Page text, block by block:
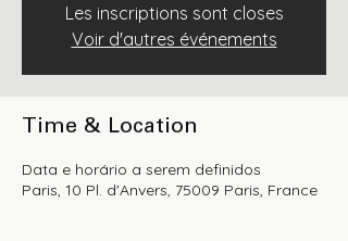
Les inscriptions sont closes
Voir d'autres événements
Time & Location
Data e horário a serem definidos
Paris, 10 Pl. d'Anvers, 75009 Paris, France